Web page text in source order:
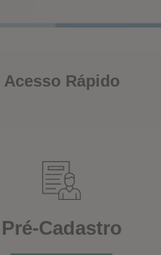
Acesso Rápido
Pré-Cadastro